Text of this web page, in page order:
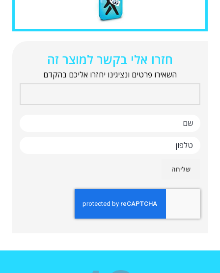
חזרו אלי בקשר למוצר זה
השאירו פרטים ונציגינו יחזרו אליכם בהקדם